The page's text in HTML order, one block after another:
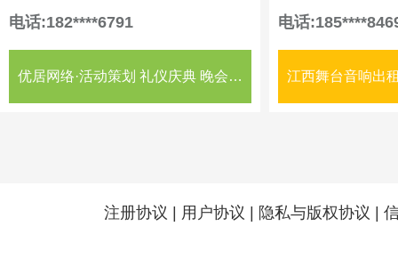
电话:182****6791
优居网络·活动策划 礼仪庆典 晚会演出 会议会展 活动设备
电话
江西舞台音响出
注册协议 用户协议 隐私与版权协议